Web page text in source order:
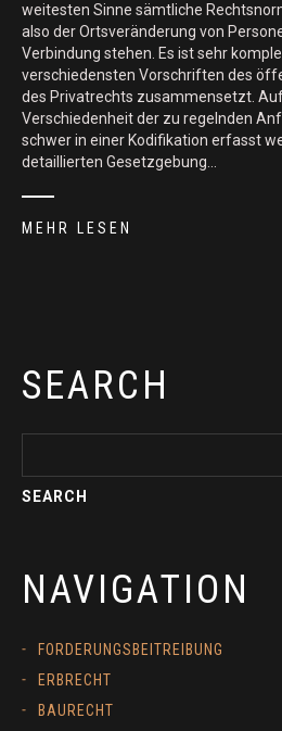
weitesten Sinne sämtliche
also der Ortsveränderung von
Verbindung stehen. Es ist sehr
verschiedensten Vorschriften des
des Privatrechts zusammensetzt.
Verschiedenheit der zu regelnden
schwer in einer Kodifikation erfasst
detaillierten Gesetzgebung…
MEHR LESEN
SEARCH
NAVIGATION
FORDERUNGSBEITREIBUNG
ERBRECHT
BAURECHT